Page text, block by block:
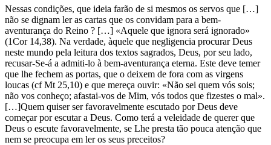
Nessas condições, que ideia farão de si mesmos os servos que […]
não se dignam ler as cartas que os convidam para a bem-
aventurança do Reino ? […] «Aquele que ignora será ignorado»
(1Cor 14,38). Na verdade, àquele que negligencia procurar Deus
neste mundo pela leitura dos textos sagrados, Deus, por seu lado,
recusar-Se-á a admiti-lo à bem-aventurança eterna. Este deve temer
que lhe fechem as portas, que o deixem de fora com as virgens
loucas (cf Mt 25,10) e que mereça ouvir: «Não sei quem vós sois;
não vos conheço; afastai-vos de Mim, vós todos que fizestes o mal».
[…]Quem quiser ser favoravelmente escutado por Deus deve
começar por escutar a Deus. Como terá a veleidade de querer que
Deus o escute favoravelmente, se Lhe presta tão pouca atenção que
nem se preocupa em ler os seus preceitos?